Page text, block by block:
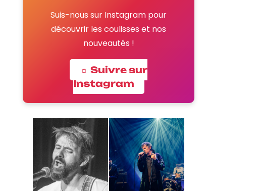
Suis-nous sur Instagram pour
découvrir les coulisses et nos
nouveautés !
☼ Suivre sur
Instagram